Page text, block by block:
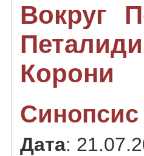
Вокруг
Корони
Синопсис
Дата: